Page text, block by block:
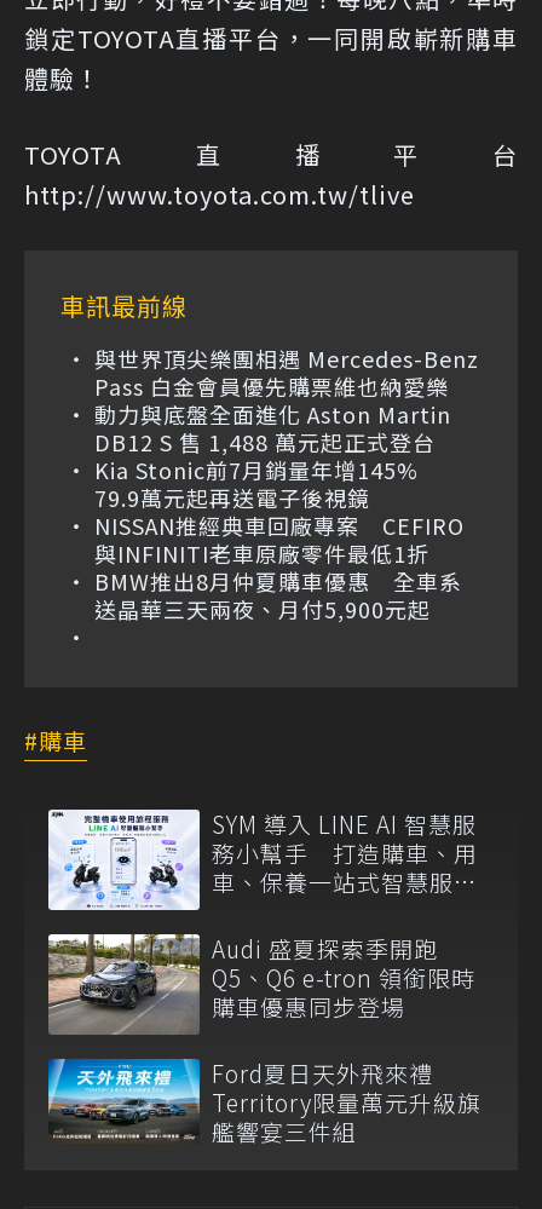
鎖定TOYOTA直播平台，一同開啟嶄新購車
體驗！
TOYOTA直播平台
http://www.toyota.com.tw/tlive
車訊最前線
與世界頂尖樂團相遇 Mercedes-Benz
Pass 白金會員優先購票維也納愛樂
動力與底盤全面進化 Aston Martin
DB12 S 售 1,488 萬元起正式登台
Kia Stonic前7月銷量年增145%
79.9萬元起再送電子後視鏡
NISSAN推經典車回廠專案 CEFIRO
與INFINITI老車原廠零件最低1折
BMW推出8月仲夏購車優惠 全車系
送晶華三天兩夜、月付5,900元起
購車
SYM 導入 LINE AI 智慧服
務小幫手 打造購車、用
車、保養一站式智慧服務
Audi 盛夏探索季開跑
Q5、Q6 e-tron 領銜限時
購車優惠同步登場
Ford夏日天外飛來禮
Territory限量萬元升級旗
艦響宴三件組